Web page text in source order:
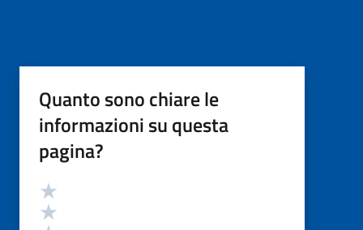
Quanto sono chiare le
informazioni su questa
pagina?
Valutazione